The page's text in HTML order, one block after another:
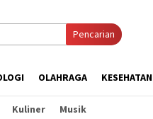
Pencarian
OLAHRAGA KESEHATAN
Kuliner Musik